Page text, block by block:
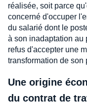
réalisée, soit parce
concerné d'occuper
du salarié dont le
à son inadaptation au
refus d'accepter une
transformation de son
Une origine
du contrat de